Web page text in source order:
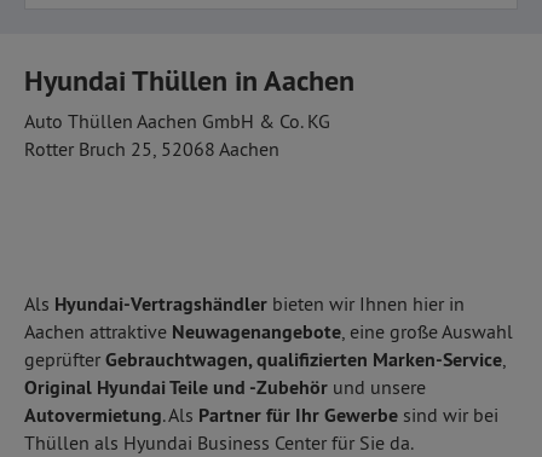
Hyundai Thüllen in Aachen
Auto Thüllen Aachen GmbH & Co. KG
Rotter Bruch 25, 52068 Aachen
Als Hyundai-Vertragshändler bieten wir Ihnen hier in
Aachen attraktive Neuwagenangebote, eine große Auswahl
geprüfter Gebrauchtwagen, qualifizierten Marken-Service,
Original Hyundai Teile und -Zubehör und unsere
Autovermietung. Als Partner für Ihr Gewerbe sind wir bei
Thüllen als Hyundai Business Center für Sie da.